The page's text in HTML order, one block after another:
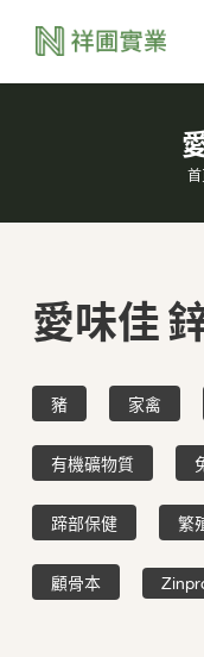
首
愛味佳 鋅
豬 家禽
有機礦物質
蹄部保健 繁
顧骨本